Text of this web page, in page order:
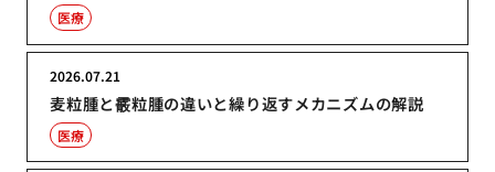
医療
麦粒腫と霰粒腫の違いと繰り返すメカニズムの解説
2026.07.21
医療